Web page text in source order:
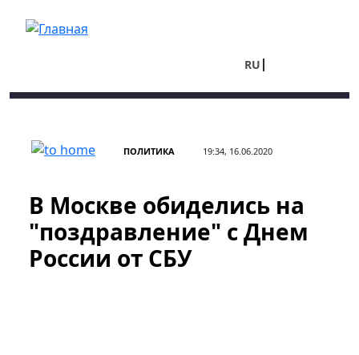
RU
ПОЛИТИКА 19:34, 16.06.2020
В Москве обиделись на
"поздравление" с Днем
России от СБУ